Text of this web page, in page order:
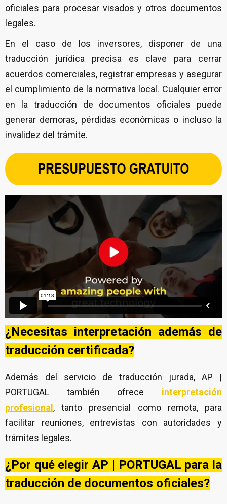
oficiales para procesar visados y otros documentos
legales.
En el caso de los inversores, disponer de una
traducción jurídica precisa es clave para cerrar
acuerdos comerciales, registrar empresas y asegurar
el cumplimiento de la normativa local. Cualquier error
en la traducción de documentos oficiales puede
generar demoras, pérdidas económicas o incluso la
invalidez del trámite.
¿Necesitas interpretación además de
traducción certificada?
Además del servicio de traducción jurada, AP |
PORTUGAL también ofrece interpretación
profesional , tanto presencial como remota, para
facilitar reuniones, entrevistas con autoridades y
trámites legales.
¿Por qué elegir AP | PORTUGAL para la
traducción de documentos oficiales?